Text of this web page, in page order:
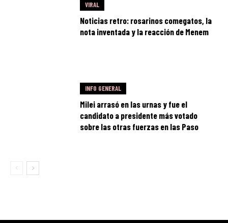
VIRAL
Noticias retro: rosarinos comegatos, la
nota inventada y la reacción de Menem
INFO GENERAL
Milei arrasó en las urnas y fue el
candidato a presidente más votado
sobre las otras fuerzas en las Paso